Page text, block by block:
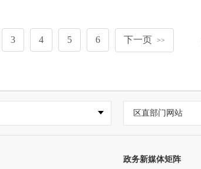
3 4 5 6 下一页 >>
区直部门网站
政务新媒体矩阵